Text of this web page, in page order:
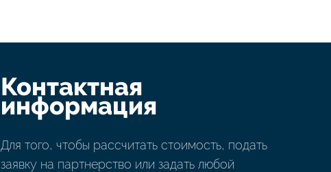
Контактная
информация
Для того, чтобы рассчитать стоимость, подать
заявку на партнерство или задать любой